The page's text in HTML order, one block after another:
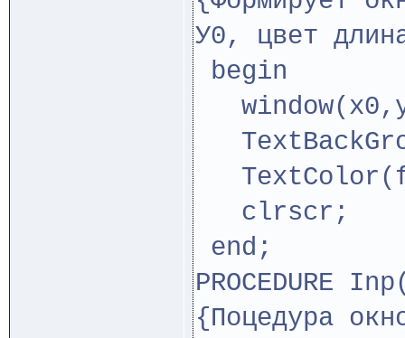
У0, цвет
begin
clrscr;
end;
PROCEDURE
{Поцедура